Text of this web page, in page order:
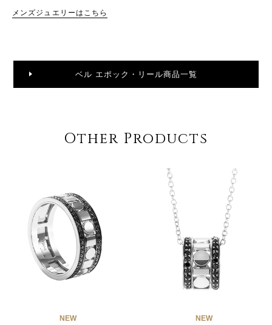
メンズジュエリーはこちら
ベル エポック・リール商品一覧
Other Products
NEW NEW